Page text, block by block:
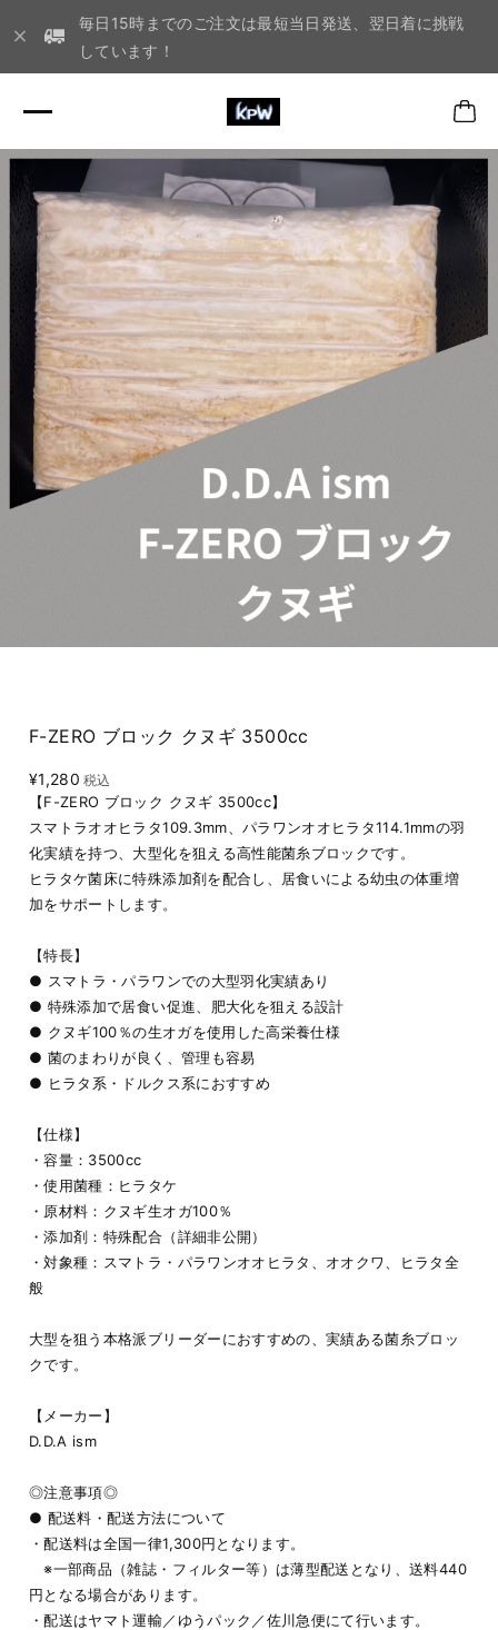
毎日15時までのご注文は最短当日発送、翌日着に挑戦
しています！
F-ZERO ブロック クヌギ 3500cc
¥1,280 税込
【F-ZERO ブロック クヌギ 3500cc】
スマトラオオヒラタ109.3mm、パラワンオオヒラタ114.1mmの羽
化実績を持つ、大型化を狙える高性能菌糸ブロックです。
ヒラタケ菌床に特殊添加剤を配合し、居食いによる幼虫の体重増
加をサポートします。
【特長】
● スマトラ・パラワンでの大型羽化実績あり
● 特殊添加で居食い促進、肥大化を狙える設計
● クヌギ100％の生オガを使用した高栄養仕様
● 菌のまわりが良く、管理も容易
● ヒラタ系・ドルクス系におすすめ
【仕様】
・容量：3500cc
・使用菌種：ヒラタケ
・原材料：クヌギ生オガ100％
・添加剤：特殊配合（詳細非公開）
・対象種：スマトラ・パラワンオオヒラタ、オオクワ、ヒラタ全
般
大型を狙う本格派ブリーダーにおすすめの、実績ある菌糸ブロッ
クです。
【メーカー】
D.D.A ism
◎注意事項◎
● 配送料・配送方法について
・配送料は全国一律1,300円となります。
※一部商品（雑誌・フィルター等）は薄型配送となり、送料440
円となる場合があります。
・配送はヤマト運輸／ゆうパック／佐川急便にて行います。